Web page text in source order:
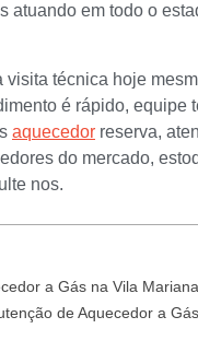
atuando em todo o
visita técnica hoje
é rápido, equipe
aquecedor reserva,
do mercado,
nos.
a Gás na Vila Mariana
de Aquecedor a